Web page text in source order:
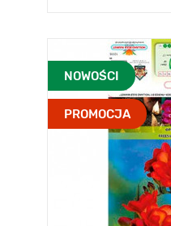
NOWOŚCI
PROMOCJA